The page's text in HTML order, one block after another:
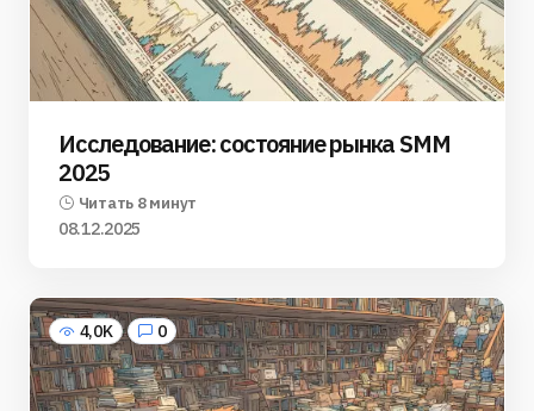
Исследование: состояние рынка SMM
2025
Читать 8 минут
08.12.2025
4,0K 0